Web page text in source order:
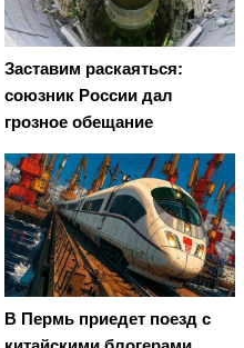
Заставим раскаяться:
союзник России дал
грозное обещание
В Пермь приедет поезд с